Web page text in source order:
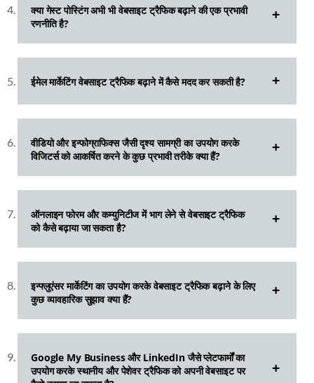
क्या गेस्ट पोस्टिंग अभी भी वेबसाइट ट्रैफिक बढ़ाने की एक प्रभावी
रणनीति है?
ईमेल मार्केटिंग वेबसाइट ट्रैफिक बढ़ाने में कैसे मदद कर सकती है?
वीडियो और इन्फोग्राफिक्स जैसी दृश्य सामग्री का उपयोग करके
विजिटर्स को आकर्षित करने के कुछ प्रभावी तरीके क्या हैं?
ऑनलाइन फोरम और कम्युनिटीज में भाग लेने से वेबसाइट ट्रैफिक
को कैसे बढ़ाया जा सकता है?
इन्फ्लुएंसर मार्केटिंग का उपयोग करके वेबसाइट ट्रैफिक बढ़ाने के लिए
कुछ व्यावहारिक सुझाव क्या हैं?
Google My Business और LinkedIn जैसे प्लेटफार्मों का
उपयोग करके स्थानीय और पेशेवर ट्रैफिक को अपनी वेबसाइट पर